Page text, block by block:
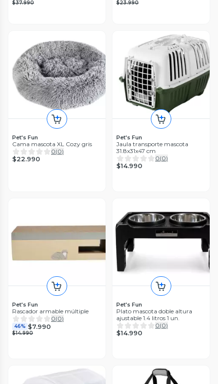
$37.990 $23.990
Pet's Fun
Cama mascota XL Cozy gris
0(0)
$22.990
Pet's Fun
Jaula transporte mascota
31.8x31x47 cm
0(0)
$14.990
Pet's Fun
Rascador armable múltiple
0(0)
46% $7.990
$14.990
Pet's Fun
Plato mascota doble altura
ajustable 1.4 litros 1 un.
0(0)
$14.990